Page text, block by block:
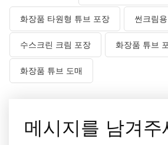
화장품 타원형 튜브 포장 썬크림
수스크린 크림 포장 화장품 튜브
화장품 튜브 도매
메시지를 남겨주